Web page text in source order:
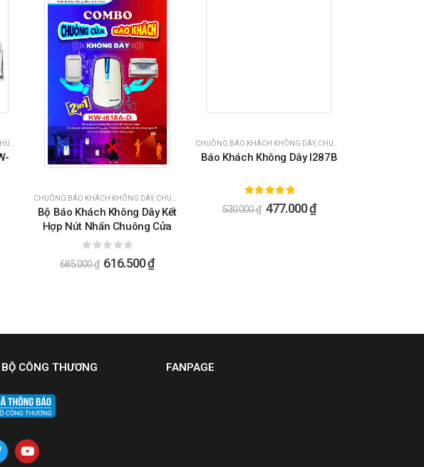
BÁO KHÁCH
CHUÔNG BÁO KHÁCH KHÔNG DÂY, CHUÔNG CỬA - CHUÔNG BÁO KHÁCH
Bộ Báo Khách Không Dây Kết
Hợp Nút Nhấn Chuông Cửa
I618A-D
ngoài 5
685.000₫ 616.500₫
CHUÔNG BÁO KHÁCH KHÔNG DÂY, CHUÔNG CỬA - CHUÔNG BÁO KHÁCH
Báo Khách Không Dây I287B
ngoài 5
530.000₫ 477.000₫
CÔNG THƯƠNG FANPAGE